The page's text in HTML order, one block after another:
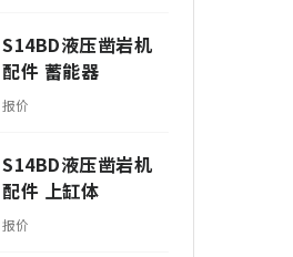
S14BD液压凿岩机
配件 蓄能器
报价
S14BD液压凿岩机
配件 上缸体
报价